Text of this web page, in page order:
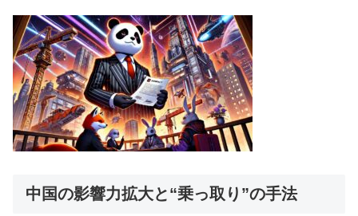
中国の影響力拡大と“乗っ取り”の手法